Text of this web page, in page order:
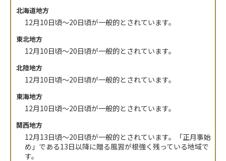
北海道地方
12月10日頃～20日頃が一般的とされています。
東北地方
12月10日頃～20日頃が一般的とされています。
北陸地方
12月10日頃～20日頃が一般的とされています。
東海地方
12月10日頃～20日頃が一般的とされています。
関西地方
12月13日頃～20日頃が一般的とされています。「正月事始
め」である13日以降に贈る風習が根強く残っている地域で
す。